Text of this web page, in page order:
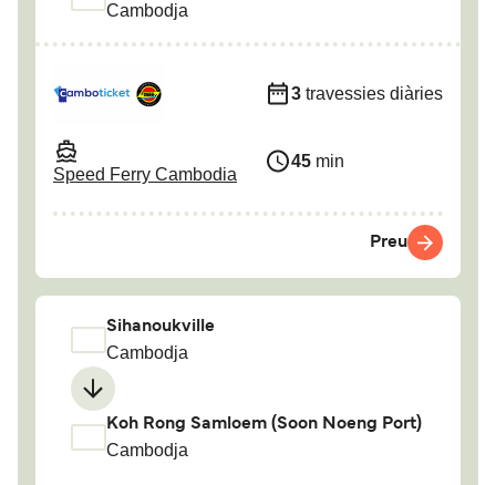
Cambodja
Speed Ferry Cambodia
3 travessies diàries
45 min
Preu
Sihanoukville
Cambodja
Koh Rong Samloem (Soon Noeng Port)
Cambodja